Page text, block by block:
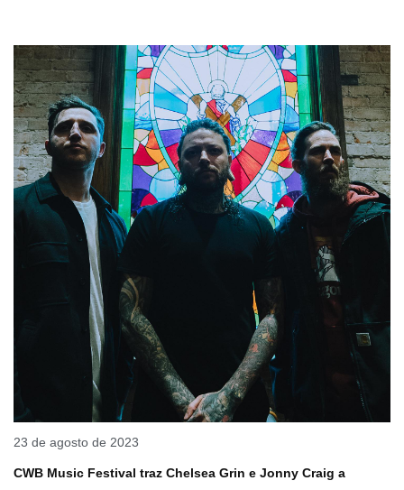
23 de agosto de 2023
CWB Music Festival traz Chelsea Grin e Jonny Craig a